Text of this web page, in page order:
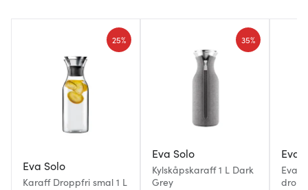
Eva Solo
Karaff Droppfri smal 1 L
25%
Eva Solo
Kylskåpskaraff 1 L Dark
Grey
35%
Eva
Eva